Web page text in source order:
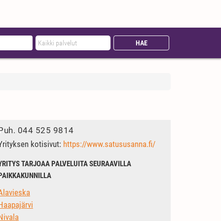
044 525 9814
kotisivut: https://www.satususanna.fi/
TARJOAA PALVELUITA SEURAAVILLA